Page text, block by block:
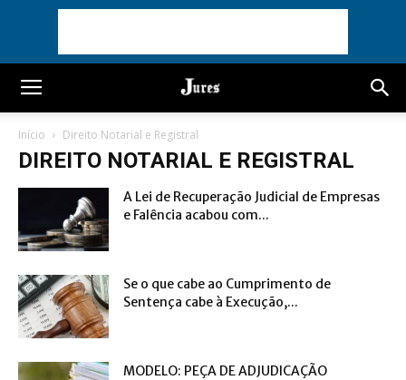
Início Direito Notarial e Registral
DIREITO NOTARIAL E REGISTRAL
A Lei de Recuperação Judicial de Empresas
e Falência acabou com...
Se o que cabe ao Cumprimento de
Sentença cabe à Execução,...
MODELO: PEÇA DE ADJUDICAÇÃO